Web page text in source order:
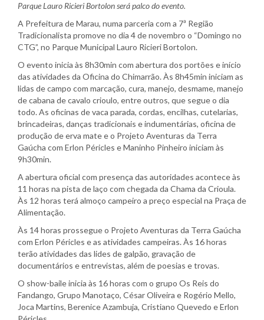
Parque Lauro Ricieri Bortolon será palco do evento.
A Prefeitura de Marau, numa parceria com a 7ª Região
Tradicionalista promove no dia 4 de novembro o “Domingo no
CTG”, no Parque Municipal Lauro Ricieri Bortolon.
O evento inicia às 8h30min com abertura dos portões e início
das atividades da Oficina do Chimarrão. Às 8h45min iniciam as
lidas de campo com marcação, cura, manejo, desmame, manejo
de cabana de cavalo crioulo, entre outros, que segue o dia
todo. As oficinas de vaca parada, cordas, encilhas, cutelarias,
brincadeiras, danças tradicionais e indumentárias, oficina de
produção de erva mate e o Projeto Aventuras da Terra
Gaúcha com Erlon Péricles e Maninho Pinheiro iniciam às
9h30min.
A abertura oficial com presença das autoridades acontece às
11 horas na pista de laço com chegada da Chama da Crioula.
Às 12 horas terá almoço campeiro a preço especial na Praça de
Alimentação.
Às 14 horas prossegue o Projeto Aventuras da Terra Gaúcha
com Erlon Péricles e as atividades campeiras. Às 16 horas
terão atividades das lides de galpão, gravação de
documentários e entrevistas, além de poesias e trovas.
O show-baile inicia às 16 horas com o grupo Os Reis do
Fandango, Grupo Manotaço, César Oliveira e Rogério Mello,
Joca Martins, Berenice Azambuja, Cristiano Quevedo e Erlon